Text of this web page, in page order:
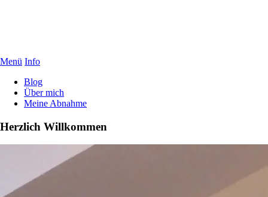
Menü Info
Blog
Über mich
Meine Abnahme
Herzlich Willkommen